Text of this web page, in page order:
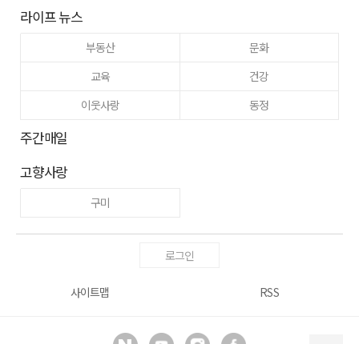
라이프 뉴스
부동산
문화
교육
건강
이웃사랑
동정
주간매일
고향사랑
구미
로그인
사이트맵 RSS